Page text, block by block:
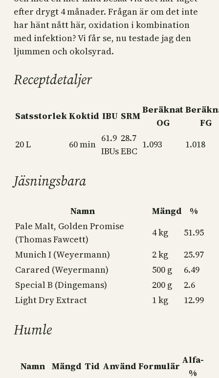
efter drygt 4 månader. Frågan är om det inte
har hänt nått här, oxidation i kombination
med infektion? Vi får se, nu testade jag den
ljummen och okolsyrad.
Receptdetaljer
SatsstorlekKoktid IBU SRM
Beräknat
OG
FG
20 L
60 min
61.9
IBUs
28.7
EBC
1.093 1.018
Jäsningsbara
Namn Mängd
%
Pale Malt, Golden Promise
(Thomas Fawcett)
4 kg
51.95
Munich I (Weyermann)
2 kg
25.97
Carared (Weyermann)
500 g
6.49
Special B (Dingemans)
200 g
2.6
Light Dry Extract
1 kg 12.99
Humle
Namn Mängd Tid Använd Formulär
Alfa-
%